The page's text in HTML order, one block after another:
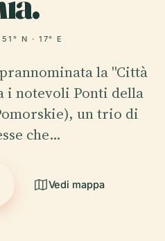
51° N · 17° E
la "Città
i notevoli Ponti della
un trio di
che…
Vedi mappa